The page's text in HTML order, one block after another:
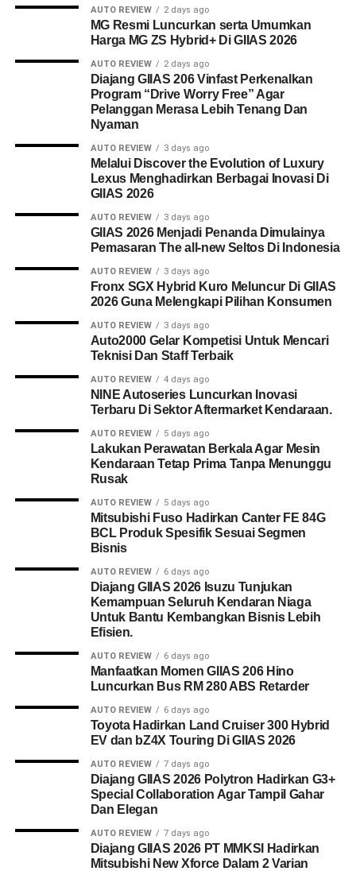
AUTO REVIEW 2 days ago
MG Resmi Luncurkan serta Umumkan
Harga MG ZS Hybrid+ Di GIIAS 2026
AUTO REVIEW 2 days ago
Diajang GIIAS 206 Vinfast Perkenalkan
Program “Drive Worry Free” Agar
Pelanggan Merasa Lebih Tenang Dan
Nyaman
AUTO REVIEW 3 days ago
Melalui Discover the Evolution of Luxury
Lexus Menghadirkan Berbagai Inovasi Di
GIIAS 2026
AUTO REVIEW 3 days ago
GIIAS 2026 Menjadi Penanda Dimulainya
Pemasaran The all-new Seltos Di Indonesia
AUTO REVIEW 3 days ago
Fronx SGX Hybrid Kuro Meluncur Di GIIAS
2026 Guna Melengkapi Pilihan Konsumen
AUTO REVIEW 3 days ago
Auto2000 Gelar Kompetisi Untuk Mencari
Teknisi Dan Staff Terbaik
AUTO REVIEW 4 days ago
NINE Autoseries Luncurkan Inovasi
Terbaru Di Sektor Aftermarket Kendaraan.
AUTO REVIEW 5 days ago
Lakukan Perawatan Berkala Agar Mesin
Kendaraan Tetap Prima Tanpa Menunggu
Rusak
AUTO REVIEW 5 days ago
Mitsubishi Fuso Hadirkan Canter FE 84G
BCL Produk Spesifik Sesuai Segmen
Bisnis
AUTO REVIEW 6 days ago
Diajang GIIAS 2026 Isuzu Tunjukan
Kemampuan Seluruh Kendaran Niaga
Untuk Bantu Kembangkan Bisnis Lebih
Efisien.
AUTO REVIEW 6 days ago
Manfaatkan Momen GIIAS 206 Hino
Luncurkan Bus RM 280 ABS Retarder
AUTO REVIEW 6 days ago
Toyota Hadirkan Land Cruiser 300 Hybrid
EV dan bZ4X Touring Di GIIAS 2026
AUTO REVIEW 7 days ago
Diajang GIIAS 2026 Polytron Hadirkan G3+
Special Collaboration Agar Tampil Gahar
Dan Elegan
AUTO REVIEW 7 days ago
Diajang GIIAS 2026 PT MMKSI Hadirkan
Mitsubishi New Xforce Dalam 2 Varian